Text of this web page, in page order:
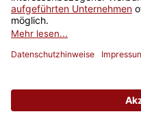
Newsletter